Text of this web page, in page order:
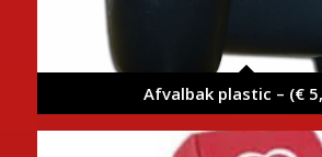
Afvalbak plastic – (€